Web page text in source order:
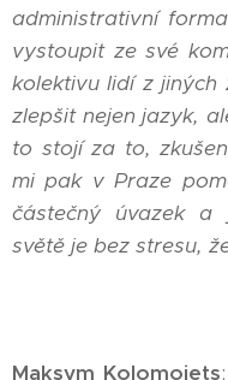
administrativní
vystoupit ze své
kolektivu lidí z jiných
zlepšit nejen jazyk,
to stojí za to,
mi pak v Praze
částečný úvazek a
světě je bez stresu,
Maksym Kolomoiets: